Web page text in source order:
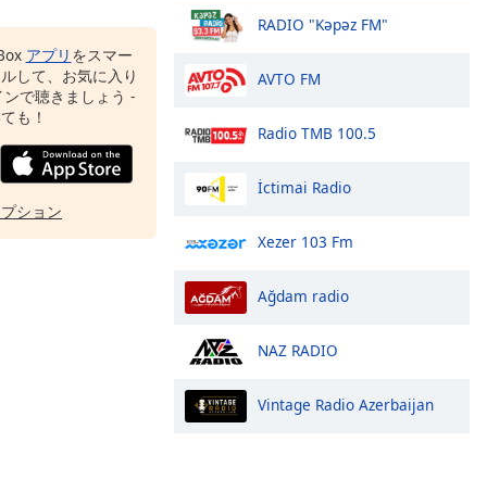
アプリ をスマー
して、お気に入り
で聴きましょう -
も！
ション
RADIO "Kəpəz FM"
AVTO FM
Radio TMB 100.5
İctimai Radio
Xezer 103 Fm
Ağdam radio
NAZ RADIO
Vintage Radio Azerbaijan